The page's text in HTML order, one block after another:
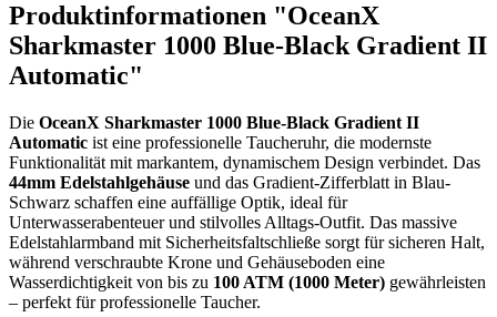
Produktinformationen "OceanX
Sharkmaster 1000 Blue-Black Gradient II
Automatic"
Die OceanX Sharkmaster 1000 Blue-Black Gradient II
Automatic ist eine professionelle Taucheruhr, die modernste
Funktionalität mit markantem, dynamischem Design verbindet. Das
44mm Edelstahlgehäuse und das Gradient-Zifferblatt in Blau-
Schwarz schaffen eine auffällige Optik, ideal für
Unterwasserabenteuer und stilvolles Alltags-Outfit. Das massive
Edelstahlarmband mit Sicherheitsfaltschließe sorgt für sicheren Halt,
während verschraubte Krone und Gehäuseboden eine
Wasserdichtigkeit von bis zu 100 ATM (1000 Meter) gewährleisten
– perfekt für professionelle Taucher.